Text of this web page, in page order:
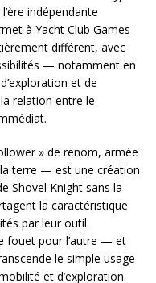
indépendante
à Yacht Club Games
différent, avec
— notamment en
et de
relation entre le
» de renom, armée
la terre — est une création
Shovel Knight sans la
la caractéristique
par leur outil
fouet pour l’autre — et
le simple usage
et d’exploration.